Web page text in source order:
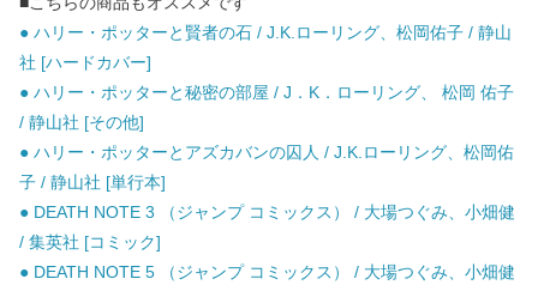
● ハリー・ポッターと賢者の石 / J.K.ローリング、松岡佑子 / 静山
社 [ハードカバー]
● ハリー・ポッターと秘密の部屋 / J．K．ローリング、 松岡 佑子
/ 静山社 [その他]
● ハリー・ポッターとアズカバンの囚人 / J.K.ローリング、松岡佑
子 / 静山社 [単行本]
● DEATH NOTE 3 （ジャンプ コミックス） / 大場つぐみ、小畑健
/ 集英社 [コミック]
● DEATH NOTE 5 （ジャンプ コミックス） / 大場つぐみ、小畑健